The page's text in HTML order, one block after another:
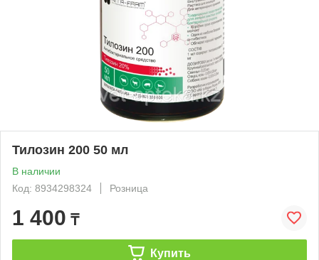
Тилозин 200 50 мл
В наличии
Код: 8934298324
Розница
1 400 ₸
Купить